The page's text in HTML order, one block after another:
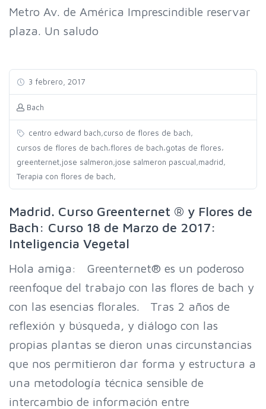
Metro Av. de América Imprescindible reservar
plaza. Un saludo
3 febrero, 2017
Bach
centro edward bach curso de flores de bach
cursos de flores de bach,flores de bach,gotas de flores,
greenternet jose salmeron jose salmeron pascual madrid
Terapia con flores de bach
Madrid. Curso Greenternet ® y Flores de
Bach: Curso 18 de Marzo de 2017:
Inteligencia Vegetal
Hola amiga: Greenternet® es un poderoso
reenfoque del trabajo con las flores de bach y
con las esencias florales. Tras 2 años de
reflexión y búsqueda, y diálogo con las
propias plantas se dieron unas circunstancias
que nos permitieron dar forma y estructura a
una metodología técnica sensible de
intercambio de información entre